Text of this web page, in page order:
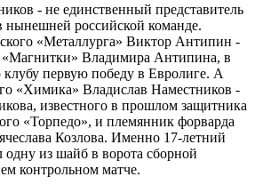
- не единственный представитель
нынешней российской команде.
«Металлурга» Виктор Антипин -
«Магнитки» Владимира Антипина, в
клубу первую победу в Евролиге. А
«Химика» Владислав Наместников -
известного в прошлом защитника
«Торпедо», и племянник форварда
Козлова. Именно 17-летний
одну из шайб в ворота сборной
контрольном матче.